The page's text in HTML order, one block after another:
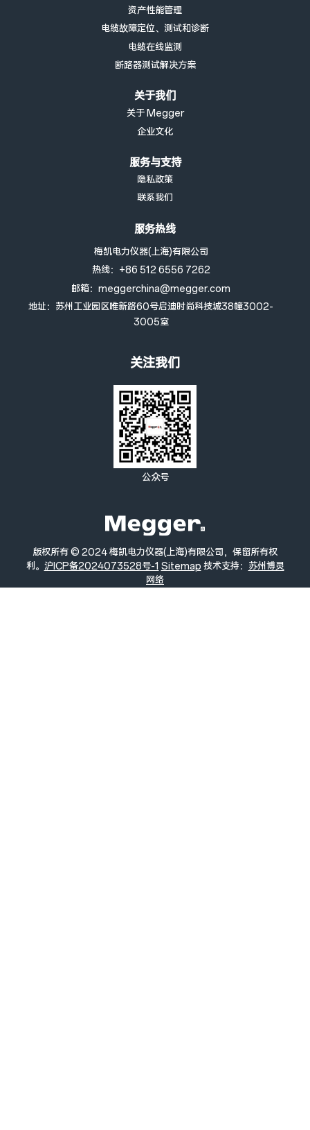
资产性能管理
电缆故障定位、测试和诊断
电缆在线监测
断路器测试解决方案
关于我们
关于 Megger
企业文化
服务与支持
隐私政策
联系我们
服务热线
梅凯电力仪器(上海)有限公司
热线：+86 512 6556 7262
邮箱：meggerchina@megger.com
地址：苏州工业园区唯新路60号启迪时尚科技城38幢3002-
3005室
关注我们
公众号
版权所有 © 2024 梅凯电力仪器(上海)有限公司，保留所有权
利。 沪ICP备2024073528号-1 Sitemap 技术支持： 苏州博灵
网络